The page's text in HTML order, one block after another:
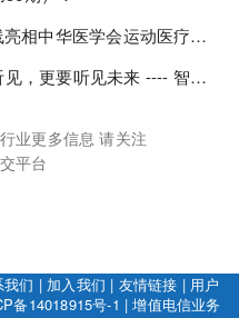
DePuy Synthes将携全产品线亮相中华医学会运动医疗分会大会，加码布局中国运动医学创新赛道！
【人工耳蜗技术解读】不止听见，更要听见未来 ---- 智能耳蜗，开启人工耳蜗技术新纪元！
业更多信息 请关注
平台
我们 | 加入我们 | 友情链接 | 用户
备14018915号-1 |增值电信业务